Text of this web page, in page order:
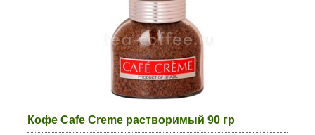
Кофе Cafe Creme растворимый 90 гр